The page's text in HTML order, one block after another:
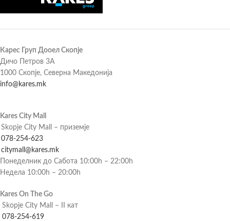
Карес Груп Дооел Скопје
Дичо Петров 3А
1000 Скопје, Северна Македонија
info@kares.mk
Kares City Mall
Skopje City Mall – приземје
078-254-623
citymall@kares.mk
Понеделник до Сабота 10:00h – 22:00h
Недела 10:00h – 20:00h
Kares On The Go
Skopje City Mall – II кат
078-254-619